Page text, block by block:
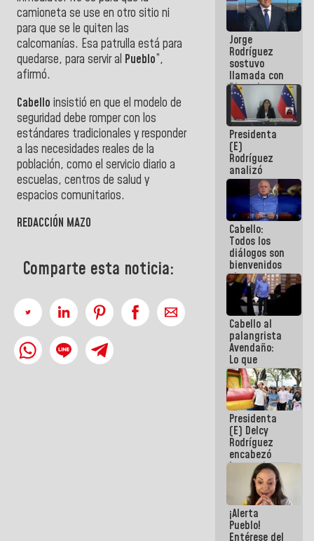
camioneta se use en otro sitio ni
para que se le quiten las
calcomanías. Esa patrulla está para
quedarse, para servir al Pueblo”,
afirmó.
Cabello insistió en que el modelo de
seguridad debe romper con los
estándares tradicionales y responder
a las necesidades reales de la
población, como el servicio diario a
escuelas, centros de salud y
espacios comunitarios.
REDACCIÓN MAZO
Comparte esta noticia:
"Héroe de
Venezuela"
a servidores
públicos
Jorge
Rodríguez
sostuvo
llamada con
Dinorah
Figuera y
acuerdan
primer
encuentro
presencial
para el
diálogo
Presidenta
(E)
Rodríguez
analizó
junto a
gobernadores
planes de
recuperación
del Sistema
Eléctrico
Nacional
Cabello:
Todos los
diálogos son
bienvenidos
siempre que
estén en el
marco de la
Constitución
de la
República
Cabello al
palangrista
Avendaño:
Lo que
vayas a
escribir
hazlo hoy
por que no
sabemos si
la semana
que viene
hay
programa
Presidenta
(E) Delcy
Rodríguez
encabezó
lanzamiento
del Plan
Nacional de
Recreación
Vacacional
¡Alerta
Pueblo!
Entérese del